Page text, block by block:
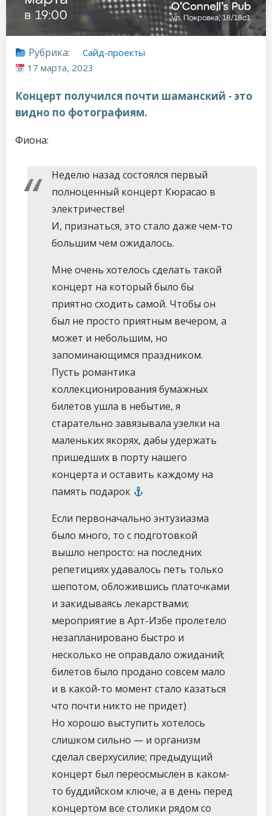
Рубрика:
Сайд-проекты
17 марта, 2023
Концерт получился почти шаманский - это
видно по фотографиям.
Фиона:
Неделю назад состоялся первый
полноценный концерт Кюрасао в
электричестве!
И, признаться, это стало даже чем-то
большим чем ожидалось.
Мне очень хотелось сделать такой
концерт на который было бы
приятно сходить самой. Чтобы он
был не просто приятным вечером, а
может и небольшим, но
запоминающимся праздником.
Пусть романтика
коллекционирования бумажных
билетов ушла в небытие, я
старательно завязывала узелки на
маленьких якорях, дабы удержать
пришедших в порту нашего
концерта и оставить каждому на
память подарок
Если первоначально энтузиазма
было много, то с подготовкой
вышло непросто: на последних
репетициях удавалось петь только
шепотом, обложившись платочками
и закидываясь лекарствами;
мероприятие в Арт-Избе пролетело
незапланировано быстро и
несколько не оправдало ожиданий;
билетов было продано совсем мало
и в какой-то момент стало казаться
что почти никто не придет)
Но хорошо выступить хотелось
слишком сильно — и организм
сделал сверхусилие; предыдущий
концерт был переосмыслен в каком-
то буддийском ключе, а в день перед
концертом все столики рядом со